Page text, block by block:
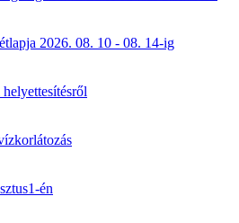
2026. 08. 10 - 08. 14-ig
én